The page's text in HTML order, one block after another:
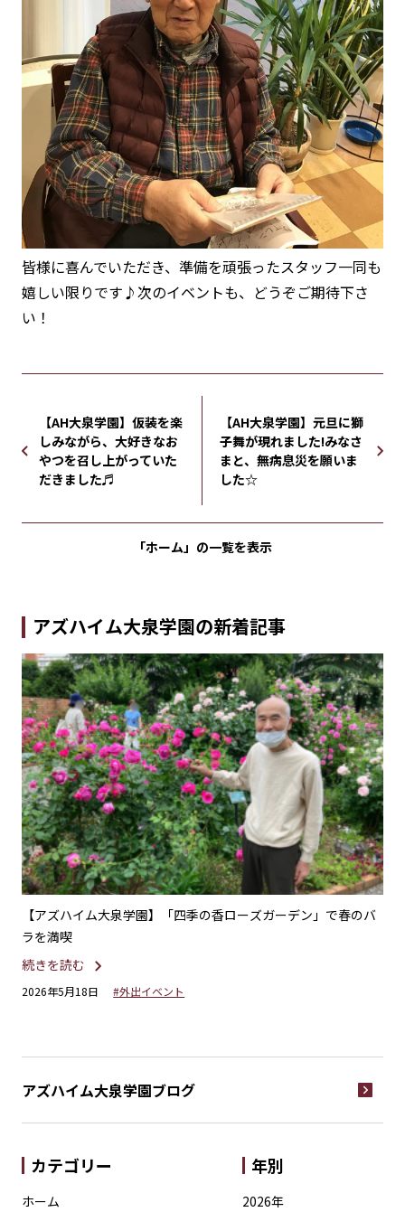
皆様に喜んでいただき、準備を頑張ったスタッフ一同も
嬉しい限りです♪次のイベントも、どうぞご期待下さ
い！
【AH大泉学園】仮装を楽
しみながら、大好きなお
やつを召し上がっていた
だきました♬
【AH大泉学園】元旦に獅
子舞が現れました!みなさ
まと、無病息災を願いま
した☆
「ホーム」の一覧を表示
アズハイム大泉学園の新着記事
【アズハイム大泉学園】「四季の香ローズガーデン」で春のバ
ラを満喫
続きを読む
2026年5月18日 #外出イベント
アズハイム大泉学園ブログ
カテゴリー
ホーム
年別
2026年